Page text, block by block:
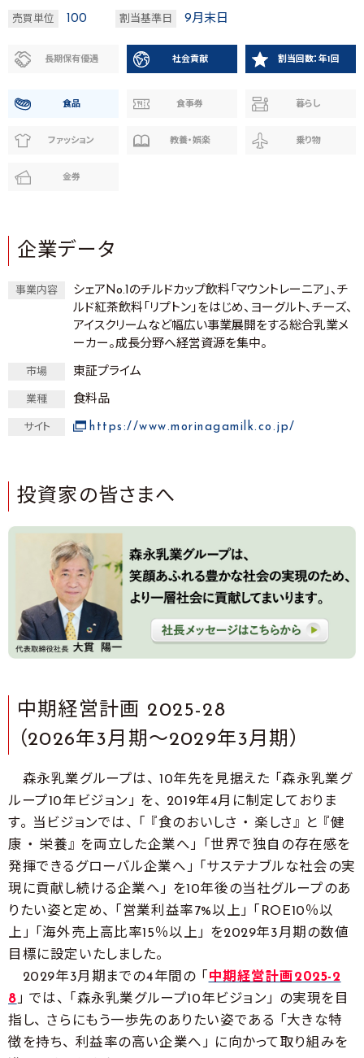
売買単位 100 割当基準日 9月末日
長期保有優遇 社会貢献 割当回数：年1回
食品 食事券 暮らし
ファッション 教養・娯楽 乗り物
金券
企業データ
事業内容
シェアNo.1のチルドカップ飲料「マウントレーニア」、チ
ルド紅茶飲料「リプトン」をはじめ、ヨーグルト、チーズ、
アイスクリームなど幅広い事業展開をする総合乳業メ
ーカー。成長分野へ経営資源を集中。
市場 東証プライム
業種 食料品
サイト https://www.morinagamilk.co.jp/
投資家の皆さまへ
中期経営計画 2025-28
（2026年3月期～2029年3月期）
森永乳業グループは、 10年先を見据えた 「森永乳業グ
ループ10年ビジョン」 を、 2019年4月に制定しておりま
す。 当ビジョンでは、 「 『食のおいしさ ・ 楽しさ』 と 『健
康 ・ 栄養』 を両立した企業へ」 「世界で独自の存在感を
発揮できるグローバル企業へ」 「サステナブルな社会の実
現に貢献し続ける企業へ」 を10年後の当社グループのあ
りたい姿と定め、 「営業利益率7%以上」 「ROE10％以
上」 「海外売上高比率15％以上」 を2029年3月期の数値
目標に設定いたしました。
2029年3月期までの4年間の 「 中期経営計画2025-2
8」 では、 「森永乳業グループ10年ビジョン」 の実現を目
指し、 さらにもう一歩先のありたい姿である 「大きな特
徴を持ち、 利益率の高い企業へ」 に向かって取り組みを